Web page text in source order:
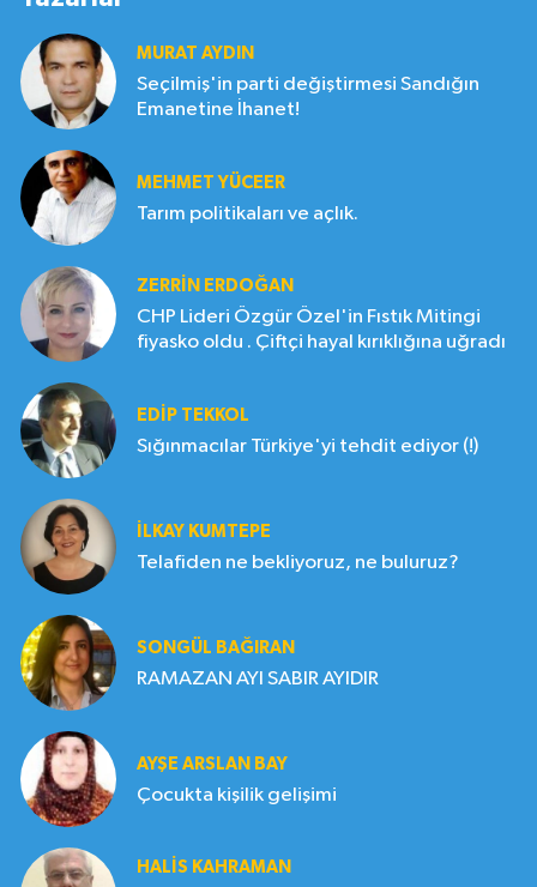
MURAT AYDIN
Seçilmiş'in parti değiştirmesi Sandığın
Emanetine İhanet!
MEHMET YÜCEER
Tarım politikaları ve açlık.
ZERRIN ERDOĞAN
CHP Lideri Özgür Özel'in Fıstık Mitingi
fiyasko oldu . Çiftçi hayal kırıklığına uğradı
EDIP TEKKOL
Sığınmacılar Türkiye'yi tehdit ediyor (!)
İLKAY KUMTEPE
Telafiden ne bekliyoruz, ne buluruz?
SONGÜL BAĞIRAN
RAMAZAN AYI SABIR AYIDIR
AYŞE ARSLAN BAY
Çocukta kişilik gelişimi
HALIS KAHRAMAN